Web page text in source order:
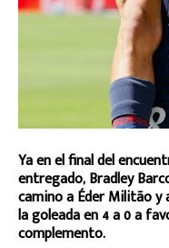
Ya en el final del
entregado, Bradley
camino a Éder Militão y
la goleada en 4 a 0 a
complemento.